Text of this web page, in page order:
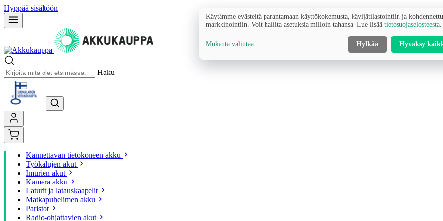
Hyppää sisältöön
Haku
Kannettavan tietokoneen akku
Työkalujen akut
Imurien akut
Kamera akku
Laturit ja latauskaapelit
Matkapuhelimen akku
Paristot
Radio-ohjattavien akut
Käytämme evästeitä parantamaan käyttökokemusta, kävijätilastointiin ja
markkinointiin. Voit hallita asetuksia milloin tahansa. Lue lisää tietosuojaselosteesta
Mukauta valintaa Hylkää Hyväksy